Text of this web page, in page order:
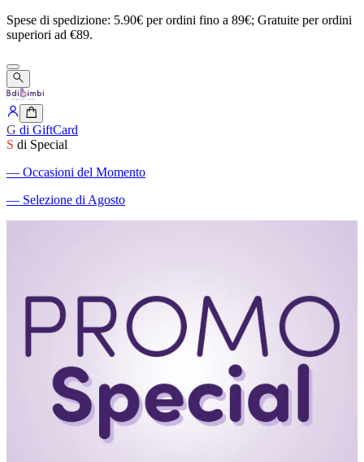
Spese di spedizione: 5.90€ perordini fino a 89€; Gratuite perordini
superiori ad €89.
G di GiftCard
S di Special
― Occasioni del Momento
― Selezione di Agosto